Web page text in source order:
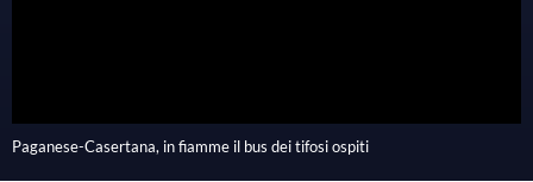
a
Paganese-Casertana, in fiamme il bus dei tifosi ospiti